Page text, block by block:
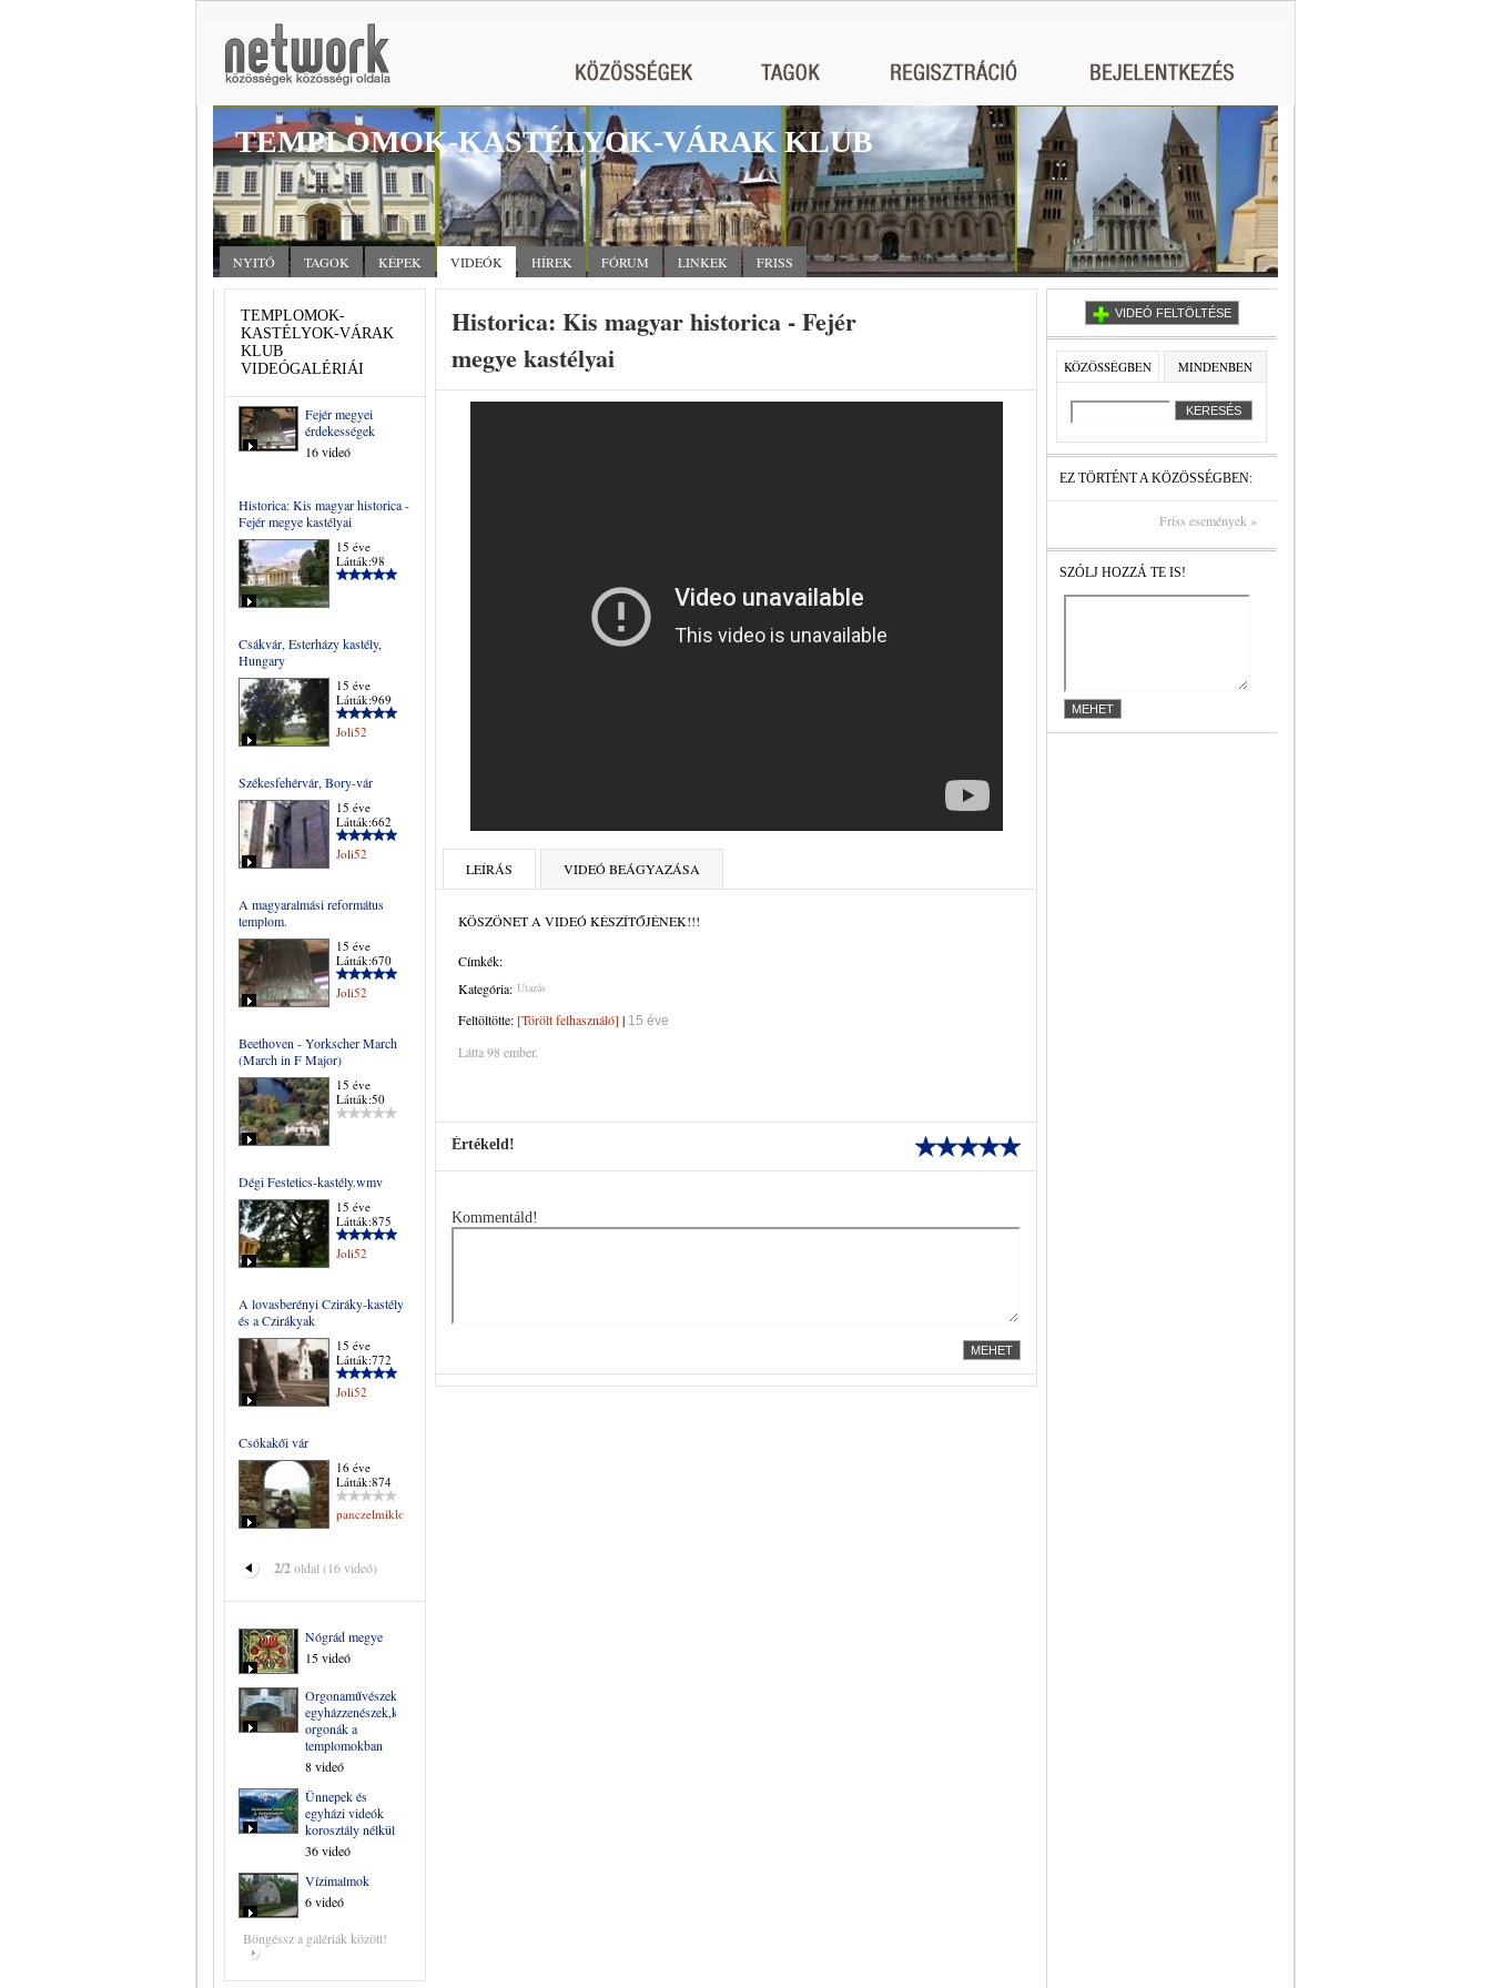
TEMPLOMOK-KASTÉLYOK-VÁRAK KLUB
NYITÓ TAGOK KÉPEK VIDEÓK HÍREK FÓRUM LINKEK FRISS
TEMPLOMOK-
KASTÉLYOK-VÁRAK
KLUB
VIDEÓGALÉRIÁI
Fejér megyei
érdekességek
16 videó
Historica: Kis magyar historica -
Fejér megye kastélyai
15 éve
Látták:98
Csákvár, Esterházy kastély,
Hungary
15 éve
Látták:969
Joli52
Székesfehérvár, Bory-vár
15 éve
Látták:662
Joli52
A magyaralmási református
templom.
15 éve
Látták:670
Joli52
Beethoven - Yorkscher March
(March in F Major)
15 éve
Látták:50
Dégi Festetics-kastély.wmv
15 éve
Látták:875
Joli52
A lovasberényi Cziráky-kastély
és a Czirákyak
15 éve
Látták:772
Joli52
Csókakői vár
16 éve
Látták:874
panczelmiklosne
2/2oldal (16 videó)
Nógrád megye
15 videó
Orgonaművészek,
egyházzenészek,kántorok,
orgonák a
templomokban
8 videó
Ünnepek és
egyházi videók
korosztály nélkül
36 videó
Vízimalmok
6 videó
Böngéssz a galériák között!
Historica: Kis magyar historica - Fejér
megye kastélyai
LEÍRÁS VIDEÓ BEÁGYAZÁSA
KÖSZÖNET A VIDEÓ KÉSZÍTŐJÉNEK!!!
Címkék:
Kategória: Utazás
Feltöltötte: [Törölt felhasználó] | 15 éve
Látta 98 ember.
Értékeld!
Kommentáld!
VIDEÓ FELTÖLTÉSE
KÖZÖSSÉGBEN MINDENBEN
EZ TÖRTÉNT A KÖZÖSSÉGBEN:
Friss események »
SZÓLJ HOZZÁ TE IS!